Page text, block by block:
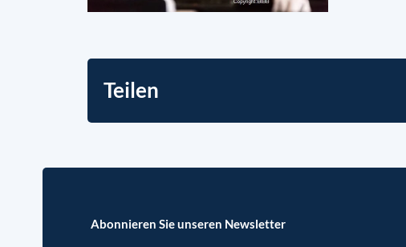
Teilen
Abonnieren Sie unseren Newsletter